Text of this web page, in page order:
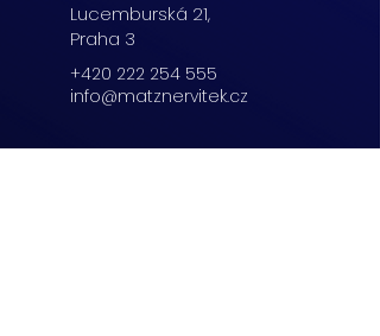
Lucemburská 21,
Praha 3
+420 222 254 555
info@matznervitek.cz